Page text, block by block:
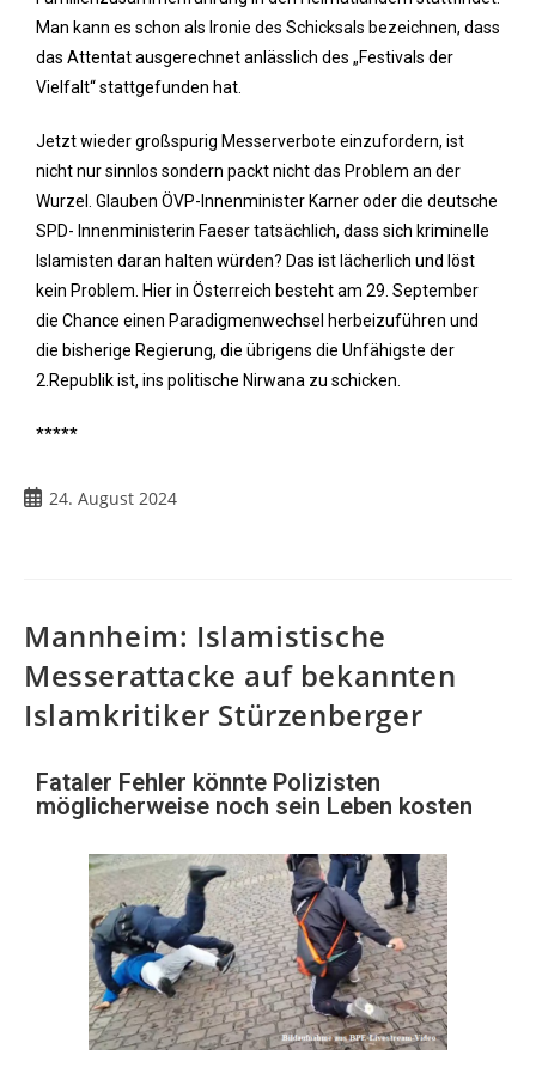
Man kann es schon als Ironie des Schicksals bezeichnen, dass
das Attentat ausgerechnet anlässlich des „Festivals der
Vielfalt“ stattgefunden hat.
Jetzt wieder großspurig Messerverbote einzufordern, ist
nicht nur sinnlos sondern packt nicht das Problem an der
Wurzel. Glauben ÖVP-Innenminister Karner oder die deutsche
SPD- Innenministerin Faeser tatsächlich, dass sich kriminelle
Islamisten daran halten würden? Das ist lächerlich und löst
kein Problem. Hier in Österreich besteht am 29. September
die Chance einen Paradigmenwechsel herbeizuführen und
die bisherige Regierung, die übrigens die Unfähigste der
2.Republik ist, ins politische Nirwana zu schicken.
*****
24. August 2024
Mannheim: Islamistische
Messerattacke auf bekannten
Islamkritiker Stürzenberger
Fataler Fehler könnte Polizisten
möglicherweise noch sein Leben kosten